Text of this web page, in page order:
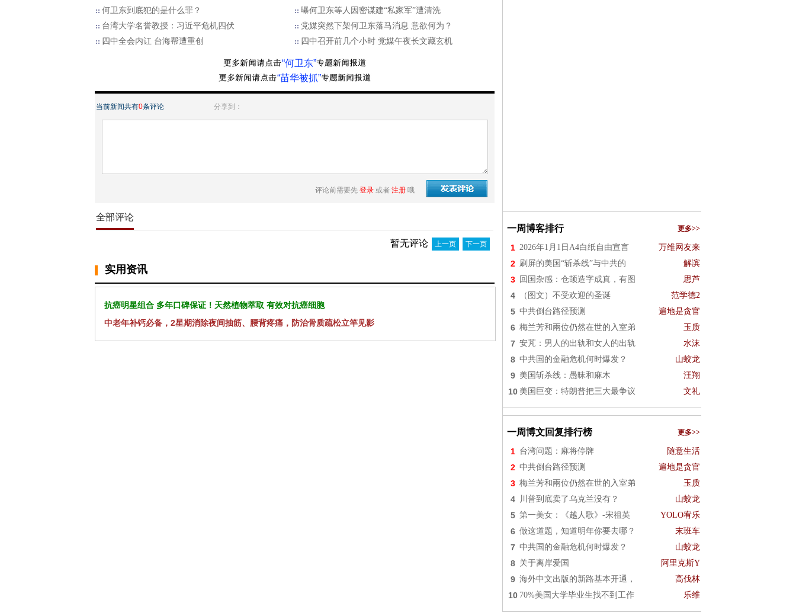
何卫东到底犯的是什么罪？
曝何卫东等人因密谋建“私家军”遭清洗
台湾大学名誉教授：习近平危机四伏
党媒突然下架何卫东落马消息 意欲何为？
四中全会内讧 台海帮遭重创
四中召开前几个小时 党媒午夜长文藏玄机
“何卫东”
“苗华被抓”
当前新闻共有0条评论 分享到：
评论前需要先 登录 或者 注册 哦
全部评论
暂无评论 上一页 下一页
实用资讯
抗癌明星组合 多年口碑保证！天然植物萃取 有效对抗癌细胞
中老年补钙必备，2星期消除夜间抽筋、腰背疼痛，防治骨质疏松立竿见影
一周博客排行 更多>>
1 2026年1月1日A4白纸自由宣言 万维网友来
2 刷屏的美国“斩杀线”与中共的 解滨
3 回国杂感：仓颉造字成真，有图 思芦
4 （图文）不受欢迎的圣诞 范学德2
5 中共倒台路径预测 遍地是贪官
6 梅兰芳和兩位仍然在世的入室弟 玉质
7 安芃：男人的出轨和女人的出轨 水沫
8 中共国的金融危机何时爆发？ 山蛟龙
9 美国斩杀线：愚昧和麻木 汪翔
10 美国巨变：特朗普把三大最争议 文礼
一周博文回复排行榜 更多>>
1 台湾问题：麻将停牌 随意生活
2 中共倒台路径预测 遍地是贪官
3 梅兰芳和兩位仍然在世的入室弟 玉质
4 川普到底卖了乌克兰没有？ 山蛟龙
5 第一美女：《越人歌》-宋祖英 YOLO宥乐
6 做这道题，知道明年你要去哪？ 末班车
7 中共国的金融危机何时爆发？ 山蛟龙
8 关于离岸爱国 阿里克斯Y
9 海外中文出版的新路基本开通， 高伐林
10 70%美国大学毕业生找不到工作 乐维